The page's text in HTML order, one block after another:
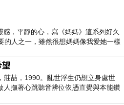
，平靜的心，寫《媽媽》這系列好久
的人之一，雖然很想媽媽像我愛她一樣
望
莊喆，1990。亂世浮生仍想立身處世
人撫著心跳聽音辨位依憑直覺與本能鑽
處探索另一個心聲另一個共鳴的